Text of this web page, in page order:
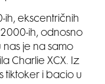
ih, ekscentričnih
2000-ih, odnosno
nas je na samo
Charlie XCX. Iz
tiktoker i bacio u